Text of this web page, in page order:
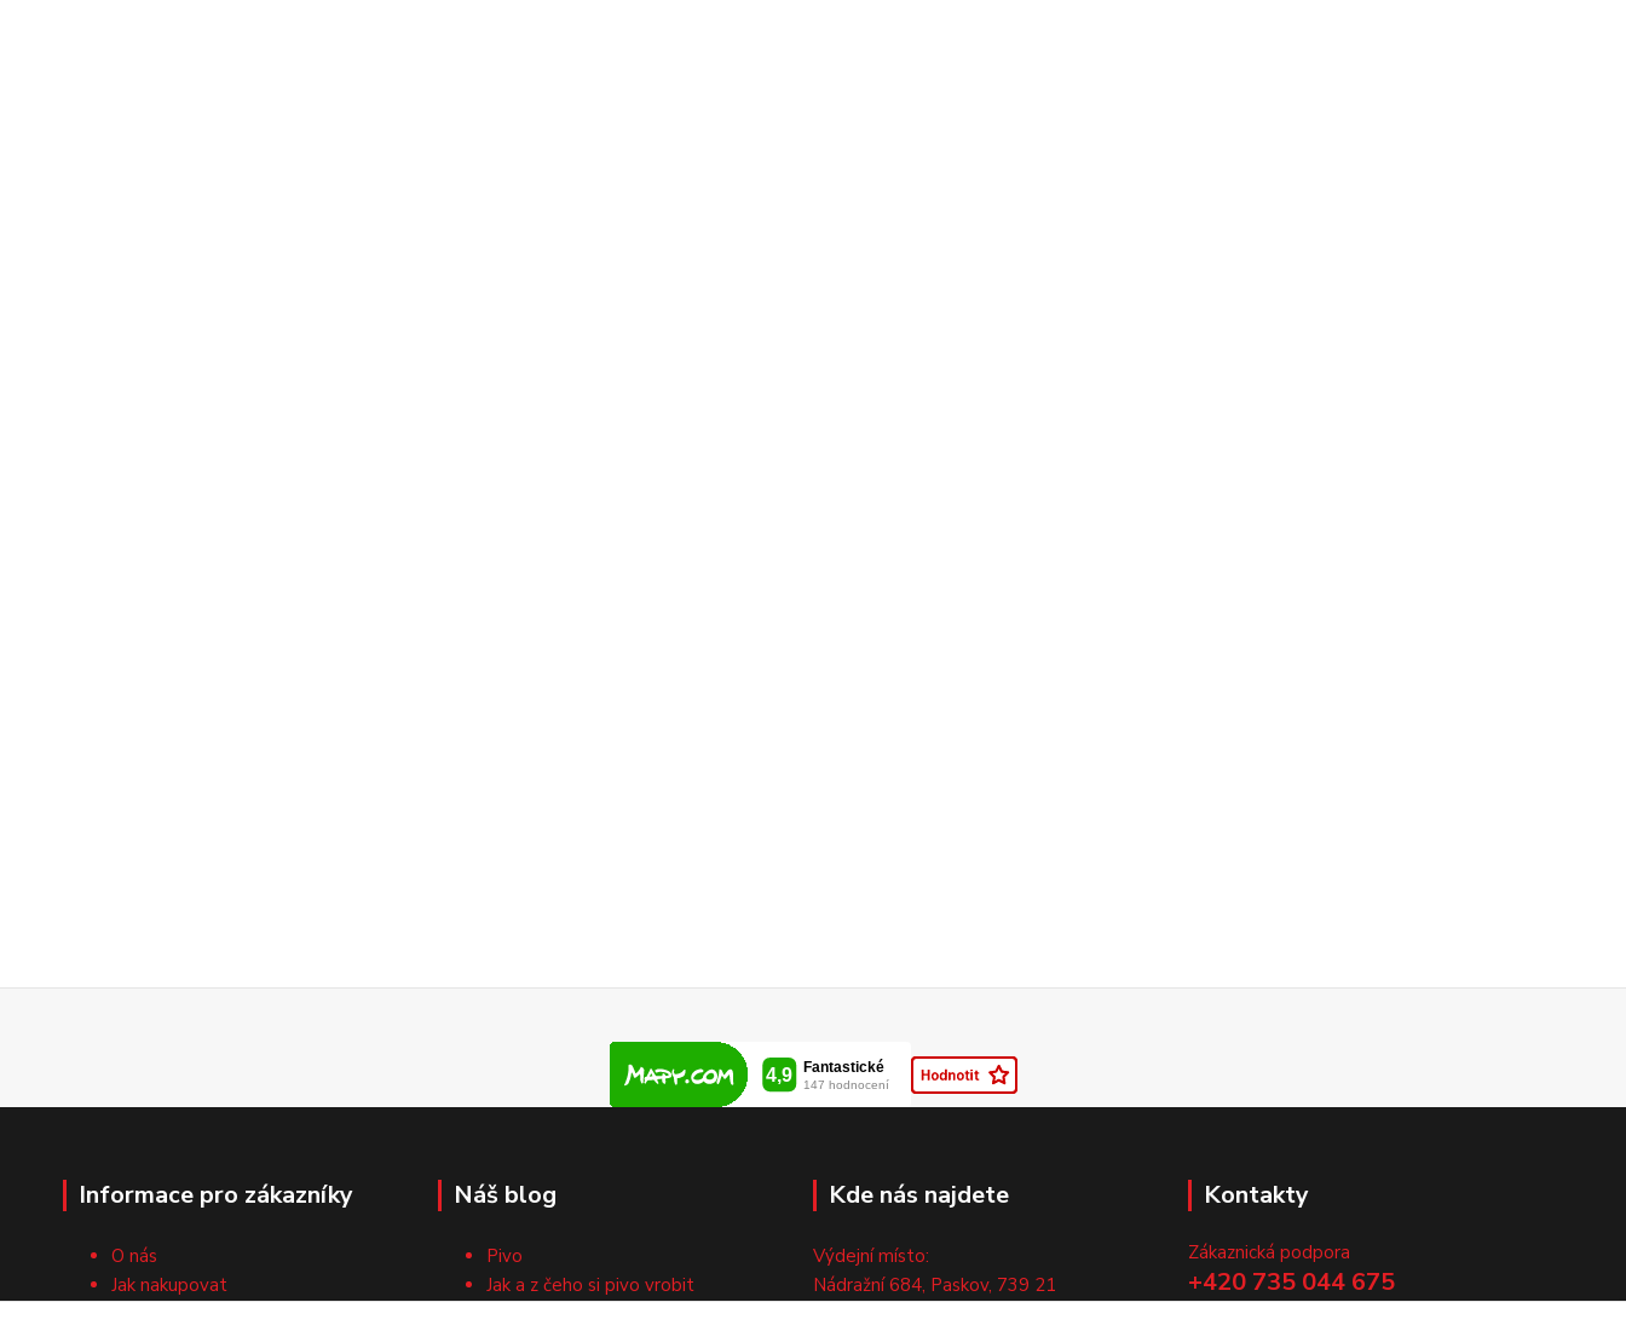
Informace pro zákazníky
O nás
Jak nakupovat
Náš blog
Pivo
Jak a z čeho si pivo vrobit
Kde nás najdete
Výdejní místo:
Nádražní 684, Paskov, 739 21
Kontakty
Zákaznická podpora
+420 735 044 675